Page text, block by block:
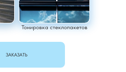
Тонировка стеклопакетов
ЗАКАЗАТЬ